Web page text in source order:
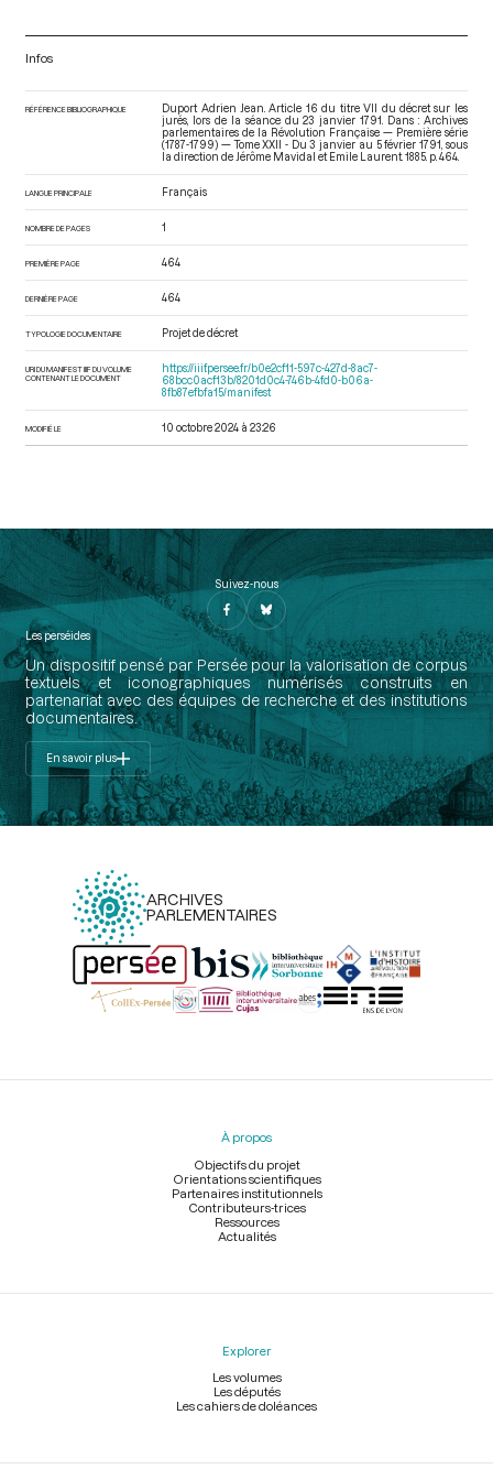
Infos
RÉFÉRENCE BIBLIOGRAPHIQUE
Duport Adrien Jean. Article 16 du titre VII du décret sur les
jurés, lors de la séance du 23 janvier 1791. Dans : Archives
parlementaires de la Révolution Française — Première série
(1787-1799) — Tome XXII - Du 3 janvier au 5 février 1791 , sous
la direction de Jérôme Mavidal et Emile Laurent. 1885. p. 464.
LANGUE PRINCIPALE Français
NOMBRE DE PAGES 1
PREMIÈRE PAGE 464
DERNIÈRE PAGE 464
TYPOLOGIE DOCUMENTAIRE Projet de décret
URI DU MANIFEST IIIF DU VOLUME
CONTENANT LE DOCUMENT
https://iiif.persee.fr/b0e2cf11-597c-427d-8ac7-
68bcc0acf13b/8201d0c4-746b-4fd0-b06a-
8fb87efbfa15/manifest
MODIFIÉ LE 10 octobre 2024 à 23:26
Suivez-nous
Les perséides
Un dispositif pensé par Persée pour la valorisation de corpus
textuels et iconographiques numérisés construits en
partenariat avec des équipes de recherche et des institutions
documentaires.
En savoir plus
ARCHIVES
PARLEMENTAIRES
Menu
À propos
Objectifs du projet
Orientations scientifiques
Partenaires institutionnels
Contributeurs-trices
Ressources
Actualités
Explorer
Les volumes
Les députés
Les cahiers de doléances